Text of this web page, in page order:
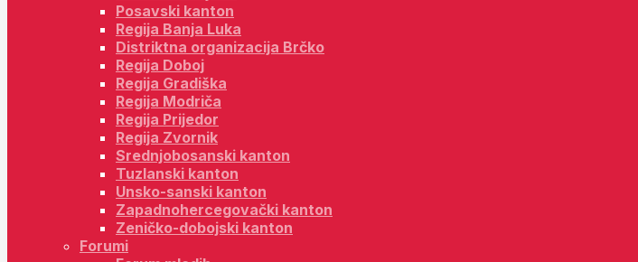
Posavski kanton
Regija Banja Luka
Distriktna organizacija Brčko
Regija Doboj
Regija Gradiška
Regija Modriča
Regija Prijedor
Regija Zvornik
Srednjobosanski kanton
Tuzlanski kanton
Unsko-sanski kanton
Zapadnohercegovački kanton
Zeničko-dobojski kanton
Forumi